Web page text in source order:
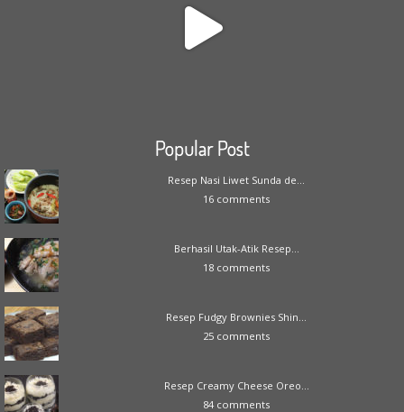
Popular Post
Resep Nasi Liwet Sunda de...
16 comments
Berhasil Utak-Atik Resep...
18 comments
Resep Fudgy Brownies Shin...
25 comments
Resep Creamy Cheese Oreo...
84 comments